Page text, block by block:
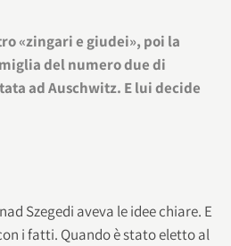
«zingari e giudei», poi la
del numero due di
ad Auschwitz. E lui decide
Szegedi aveva le idee chiare. E
i fatti. Quando è stato eletto al